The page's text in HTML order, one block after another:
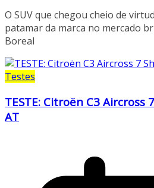
O SUV que chegou cheio de
patamar da marca no mercado
Boreal
Testes
TESTE: Citroën C3 Aircross
AT